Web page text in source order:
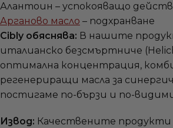
Алантоин – успокояващо
Арганово масло – подхранване
Cibly обяснява: В нашите
италианско безсмъртниче
оптимална концентрация,
регенериращи масла за
постигаме по-бързи и по-
Извод: Качествените продукти